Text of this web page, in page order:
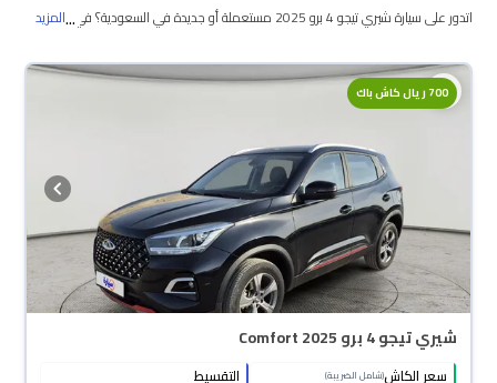
اتدور على سيارة شيري تيجو 4 برو 2025 مستعملة أو جديدة في السعودية؟ في
سيارات شيري تيجو 4 برو 2025 المستعملة مضمونة ومفحوصة بأكثر من 200
كاش أو تقسيط، وتحجزها أونلاين، وبتوصلك لين باب بيتك.
...المزيد
700 ريال كاش باك
شيري تيجو 4 برو Comfort 2025
سعر الكاش(شامل الضريبة) التقسيط